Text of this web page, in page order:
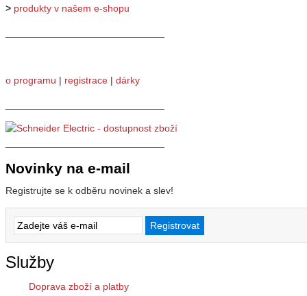
> produkty v našem e-shopu
o programu | registrace | dárky
Novinky na e-mail
Registrujte se k odběru novinek a slev!
Služby
Doprava zboží a platby